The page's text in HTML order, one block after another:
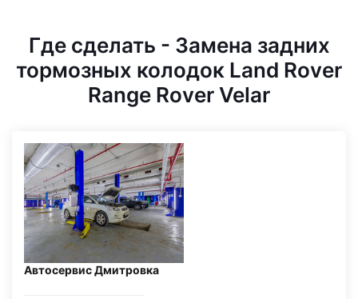
Где сделать - Замена задних
тормозных колодок Land Rover
Range Rover Velar
Автосервис Дмитровка